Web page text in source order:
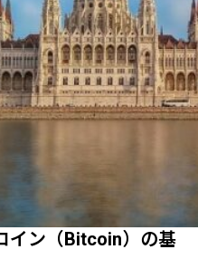
イン（Bitcoin）の基